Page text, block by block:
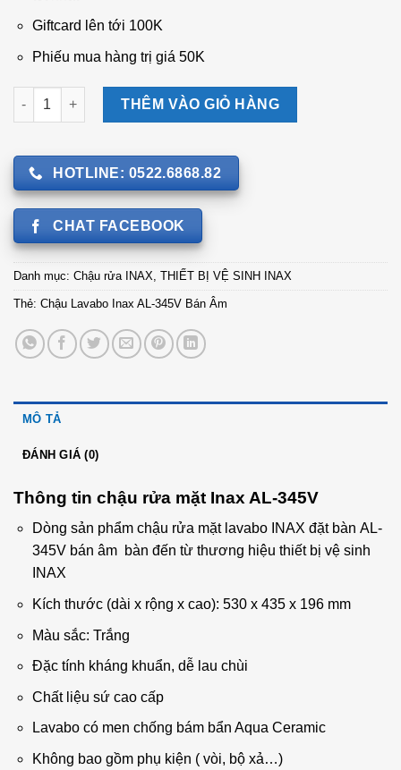
Giftcard lên tới 100K
Phiếu mua hàng trị giá 50K
Chậu Lavabo Inax AL-345V Bán Âm số lượng
THÊM VÀO GIỎ HÀNG
HOTLINE: 0522.6868.82
CHAT FACEBOOK
Danh mục: Chậu rửa INAX THIẾT BỊ VỆ SINH INAX
Thẻ: Chậu Lavabo Inax AL-345V Bán Âm
MÔ TẢ
ĐÁNH GIÁ (0)
Thông tin chậu rửa mặt Inax AL-345V
Dòng sản phẩm chậu rửa mặt lavabo INAX đặt bàn AL-
345V bán âm bàn đến từ thương hiệu thiết bị vệ sinh
INAX
Kích thước (dài x rộng x cao): 530 x 435 x 196 mm
Màu sắc: Trắng
Đặc tính kháng khuẩn, dễ lau chùi
Chất liệu sứ cao cấp
Lavabo có men chống bám bẩn Aqua Ceramic
Không bao gồm phụ kiện ( vòi, bộ xả…)